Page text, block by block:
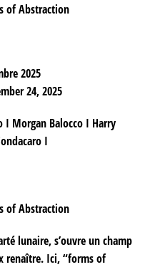
of Abstraction
2025
24, 2025
I Morgan Balocco I Harry
I
of Abstraction
lunaire, s’ouvre un champ
renaître. Ici, “forms of